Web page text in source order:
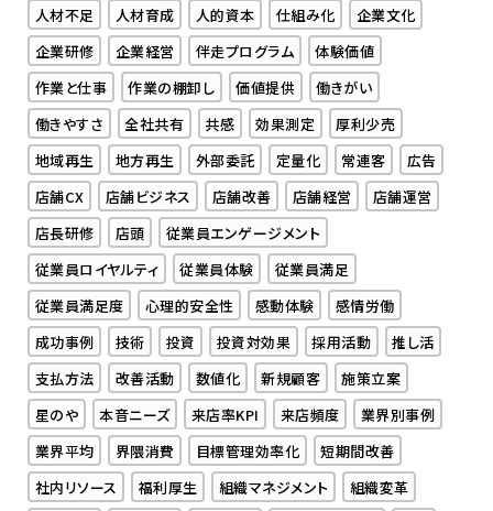
人材不足
人材育成 人的資本 仕組み化
企業文化
企業研修
企業経営 伴走プログラム
体験価値
作業と仕事
作業の棚卸し 価値提供
働きがい
働きやすさ
全社共有 共感 効果測定
厚利少売
地域再生
地方再生 外部委託 定量化 常連客
広告
店舗CX
店舗ビジネス 店舗改善 店舗経営
店舗運営
店長研修
店頭
従業員エンゲージメント
従業員ロイヤルティ
従業員体験
従業員満足
従業員満足度
心理的安全性 感動体験
感情労働
成功事例
技術 投資 投資対効果 採用活動
推し活
支払方法
改善活動 数値化 新規顧客
施策立案
星のや
本音ニーズ 来店率KPI 来店頻度
業界別事例
業界平均
界隈消費 目標管理効率化
短期間改善
社内リソース
福利厚生 組織マネジメント
組織変革